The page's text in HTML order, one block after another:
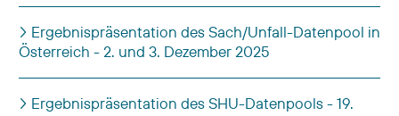
Ergebnispräsentation des Sach/Unfall-Datenpool in
Österreich - 2. und 3. Dezember 2025
Ergebnispräsentation des SHU-Datenpools - 19.